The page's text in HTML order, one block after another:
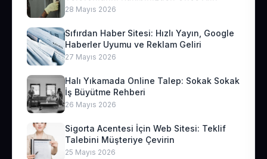
28 Mayıs 2026
Sıfırdan Haber Sitesi: Hızlı Yayın, Google
Haberler Uyumu ve Reklam Geliri
27 Mayıs 2026
Halı Yıkamada Online Talep: Sokak Sokak
İş Büyütme Rehberi
26 Mayıs 2026
Sigorta Acentesi İçin Web Sitesi: Teklif
Talebini Müşteriye Çevirin
25 Mayıs 2026